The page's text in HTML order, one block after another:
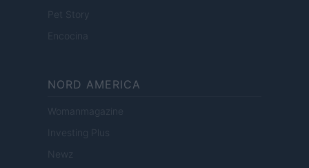
Pet Story
Encocina
NORD AMERICA
Womanmagazine
Investing Plus
Newz